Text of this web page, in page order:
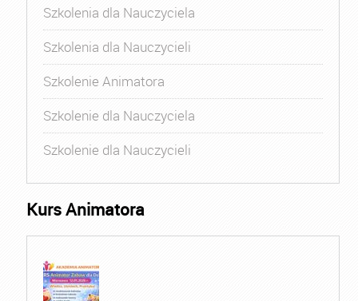
Szkolenia dla Nauczyciela
Szkolenia dla Nauczycieli
Szkolenie Animatora
Szkolenie dla Nauczyciela
Szkolenie dla Nauczycieli
Kurs Animatora